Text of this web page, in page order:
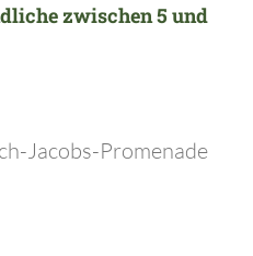
zwischen 5 und
Jacobs-Promenade